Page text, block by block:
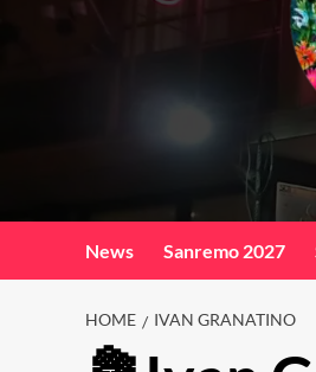
News Sanremo 2027
HOME IVAN GRANATINO